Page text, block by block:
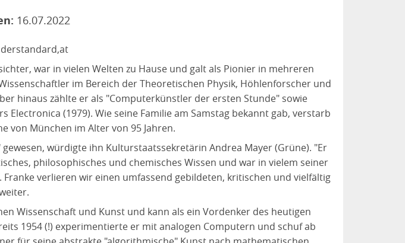
16.07.2022
war in vielen Welten zu Hause und galt als Pionier in mehreren
im Bereich der Theoretischen Physik, Höhlenforscher und
hinaus zählte er als "Computerkünstler der ersten Stunde" sowie
Electronica (1979). Wie seine Familie am Samstag bekannt gab, verstarb
von München im Alter von 95 Jahren.
würdigte ihn Kulturstaatssekretärin Andrea Mayer (Grüne). "Er
philosophisches und chemisches Wissen und war in vielem seiner
Franke verlieren wir einen umfassend gebildeten, kritischen und vielfältig
Wissenschaft und Kunst und kann als ein Vordenker des heutigen
1954 (!) experimentierte er mit analogen Computern und schuf ab